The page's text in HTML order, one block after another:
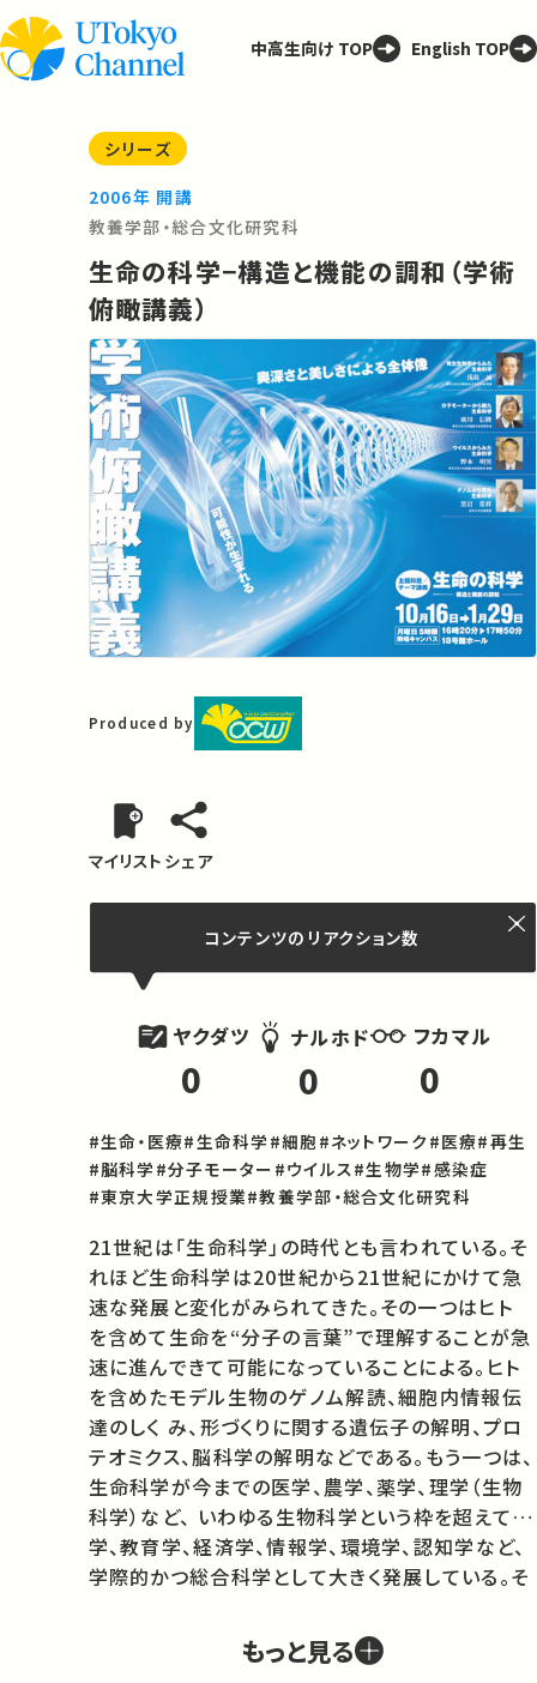
中高生向け TOP English TOP
シリーズ
2006年 開講
教養学部・総合文化研究科
生命の科学−構造と機能の調和（学術
俯瞰講義）
Produced by
マイリスト シェア
コンテンツの リアクション数
ヤクダツ
0
ナルホド
0
フカマル
0
#生命・医療#生命科学 #細胞#ネットワーク #医療#再生
#脳科学 #分子モーター #ウイルス #生物学#感染症
#東京大学正規授業#教養学部・総合文化研究科
21世紀は「生命科学」の時代とも言われている。そ
れほど生命科学は20世紀から21世紀にかけて急
速な発展と変化がみられてきた。その一つはヒト
を含めて生命を“分子の言葉”で理解することが急
速に進んできて可能になっていることによる。ヒト
を含めたモデル生物のゲノム解読、細胞内情報伝
達のしく み、形づくりに関する遺伝子の解明、プロ
テオミクス、脳科学の解明などである。もう一つは、
生命科学が今までの医学、農学、薬学、理学（生物
科学）など、 いわゆる生物科学という枠を超えて工
学、教育学、経済学、情報学、環境学、認知学など、
学際的かつ総合科学として大きく発展している。そ
変化の中で生命科学をどのように俯瞰的にみてい
くのかは正直、非常に大きな課題である。この学術
もっと見る